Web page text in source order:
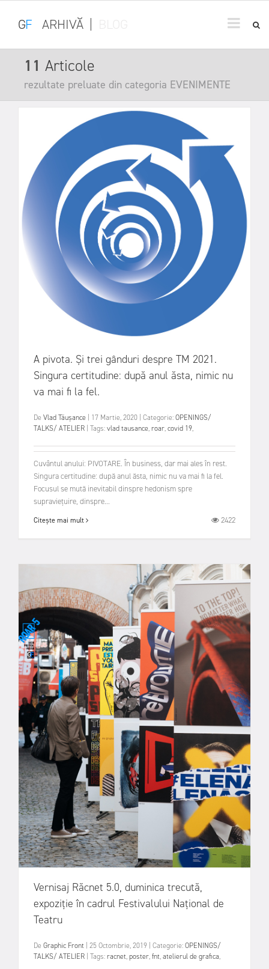
GF ARHIVĂ
11 Articole
rezultate preluate din categoria EVENIMENTE
A pivota. Și trei gânduri despre TM 2021.
Singura certitudine: după anul ăsta, nimic nu
va mai fi la fel.
De Vlad Tăușance | 17 Martie, 2020 | Categorie:OPENINGS/
TALKS/ ATELIER | Tags:vlad tausance,roar,covid 19,
Cuvântul anului: PIVOTARE. În business, dar mai ales în rest.
Singura certitudine: după anul ăsta, nimic nu va mai fi la fel.
Focusul se mută inevitabil dinspre hedonism spre
supraviețuire, dinspre...
Citește mai mult 2422
Vernisaj Răcnet 5.0, duminica trecută,
expoziție în cadrul Festivalului Național de
Teatru
De Graphic Front 25 Octombrie, 2019 Categorie:OPENINGS/
TALKS/ ATELIER Tags:racnet,poster,fnt,atelierul de grafica,